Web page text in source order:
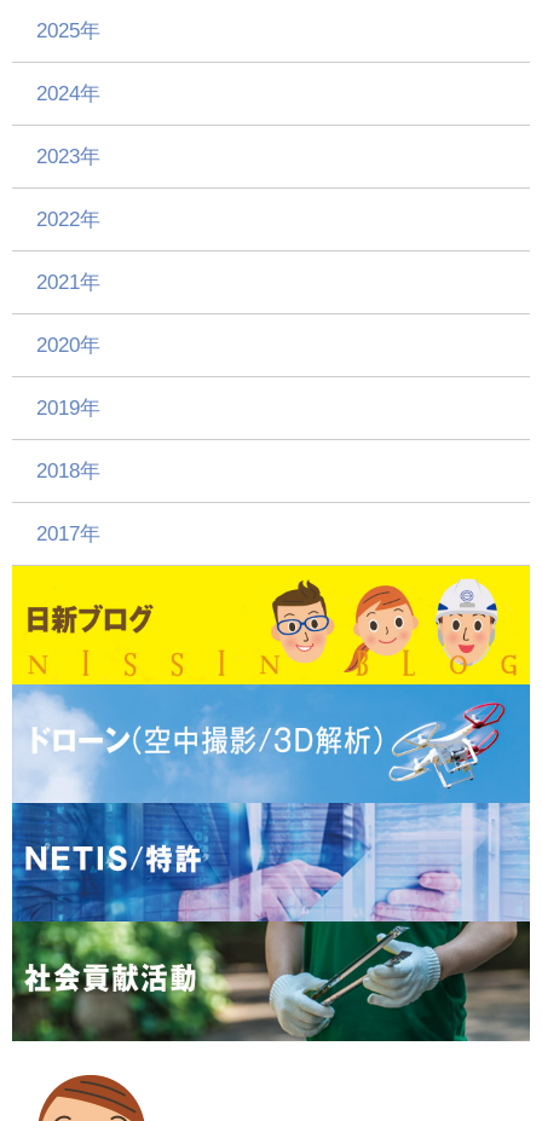
2025年
2024年
2023年
2022年
2021年
2020年
2019年
2018年
2017年